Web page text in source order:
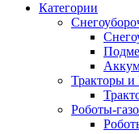
Категории
Тракторы и
Роботы-